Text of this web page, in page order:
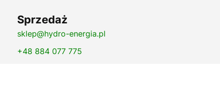
Sprzedaż
sklep@hydro-energia.pl
+48 884 077 775